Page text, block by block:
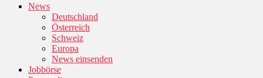
News
Deutschland
Österreich
Schweiz
Europa
News einsenden
Jobbörse